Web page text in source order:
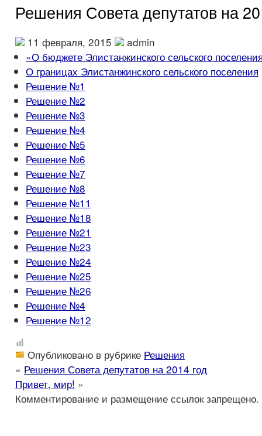
Решения Совета депутатов на
11 февраля, 2015
admin
«О бюджете Элистанжинского сельского
О границах Элистанжинского сельского поселения
Решение №1
Решение №2
Решение №3
Решение №4
Решение №5
Решение №6
Решение №7
Решение №8
Решение №11
Решение №18
Решение №21
Решение №23
Решение №24
Решение №25
Решение №26
Решение №4
Решение №12
Опубликовано в рубрике Решения
« Решения Совета депутатов на 2014 год
Привет, мир! »
Комментирование и размещение ссылок запрещено.